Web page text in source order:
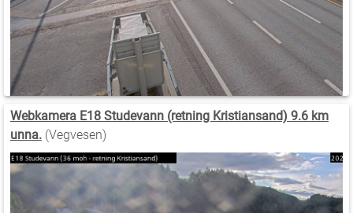
Webkamera E18 Studevann (retning Kristiansand) 9.6 km
unna. (Vegvesen)